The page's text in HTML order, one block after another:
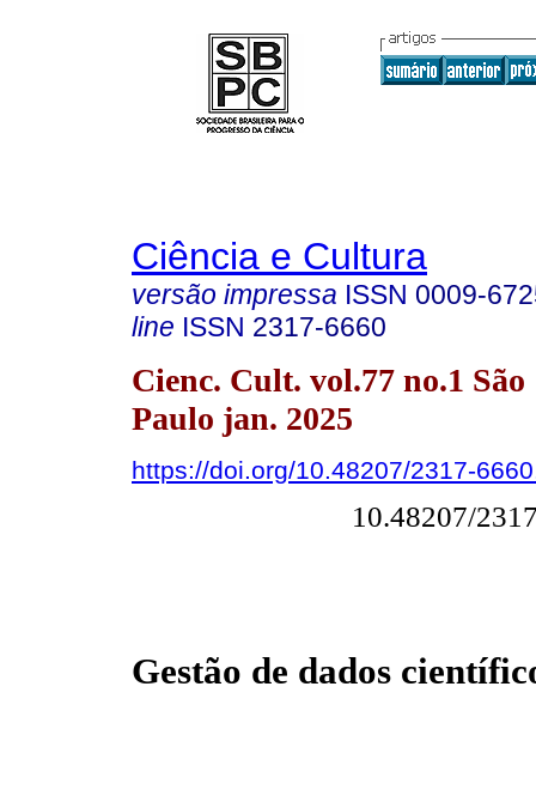
Ciência e Cultura
versão impressa ISSN 0009-
line ISSN 2317-6660
Cienc. Cult. vol.77 no.1 São
Paulo jan. 2025
https://doi.org/10.48207/2317-
10.48207/
Gestão de dados